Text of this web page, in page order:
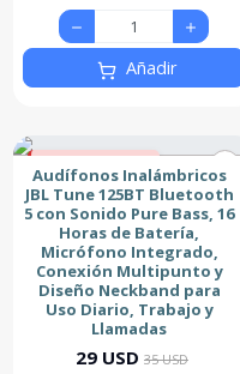
Añadir
Nuevo
Audífonos Inalámbricos
JBL Tune 125BT Bluetooth
5 con Sonido Pure Bass, 16
Horas de Batería,
Micrófono Integrado,
Conexión Multipunto y
Diseño Neckband para
Uso Diario, Trabajo y
Llamadas
29 USD 35 USD